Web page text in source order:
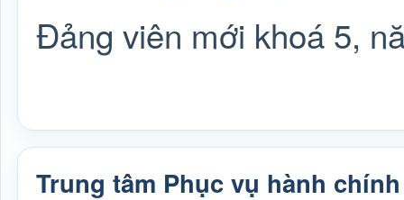
Đảng viên mới khoá 5,
Trung tâm Phục vụ hành